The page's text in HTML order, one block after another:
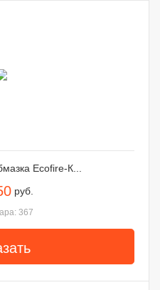
Ecofire-К...
руб.
367